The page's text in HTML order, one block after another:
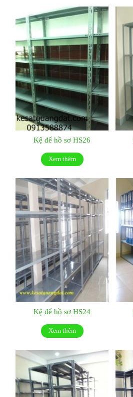
Kệ để hồ sơ HS26
Xem thêm
Kệ để hồ sơ HS24
Xem thêm